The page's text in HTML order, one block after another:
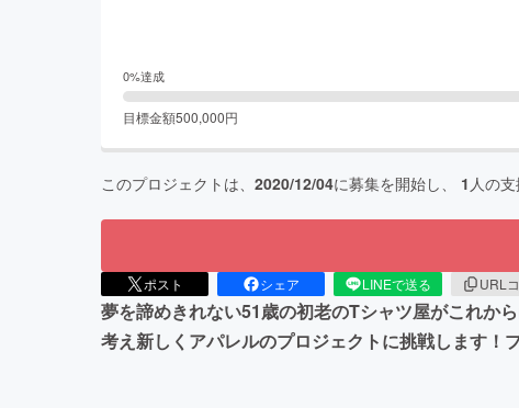
0%達成
目標金額500,000円
このプロジェクトは、 2020/12/04に募集を開始し、 1 人の
ポスト シェア LINEで送る URL
夢を諦めきれない51歳の初老のTシャツ屋がこれか
考え新しくアパレルのプロジェクトに挑戦します！